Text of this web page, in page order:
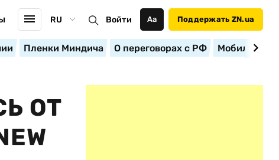
RU Войти Аа Поддержать ZN.ua
Пленки Миндича О переговорах с РФ
ОТ